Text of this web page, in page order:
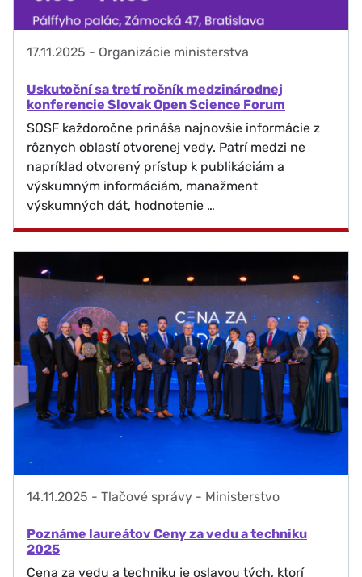
17.11.2025 - Organizácie ministerstva
Uskutoční sa tretí ročník medzinárodnej
konferencie Slovak Open Science Forum
SOSF každoročne prináša najnovšie informácie z
rôznych oblastí otvorenej vedy. Patrí medzi ne
napríklad otvorený prístup k publikáciám a
výskumným informáciám, manažment
výskumných dát, hodnotenie …
14.11.2025 - Tlačové správy - Ministerstvo
Poznáme laureátov Ceny za vedu a techniku
2025
Cena za vedu a techniku je oslavou tých, ktorí